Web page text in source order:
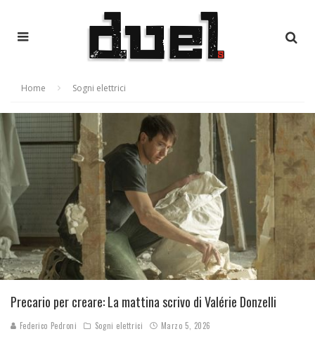
Home Sogni elettrici
Precario per creare: La mattina scrivo di Valérie Donzelli
Federico Pedroni Sogni elettrici Marzo 5, 2026